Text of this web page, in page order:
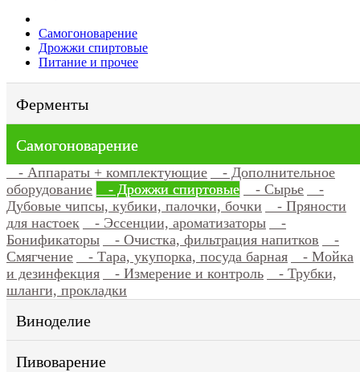
Самогоноварение
Дрожжи спиртовые
Питание и прочее
Ферменты
Самогоноварение
- Аппараты + комплектующие
- Дополнительное
оборудование
- Дрожжи спиртовые - Сырье
-
Дубовые чипсы, кубики, палочки, бочки
- Пряности
для настоек
- Эссенции, ароматизаторы
-
Бонификаторы
- Очистка, фильтрация напитков
-
Смягчение
- Тара, укупорка, посуда барная
- Мойка
и дезинфекция
- Измерение и контроль
- Трубки,
шланги, прокладки
Виноделие
Пивоварение